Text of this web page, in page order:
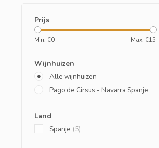
Prijs
Min: €0 Max: €15
Wijnhuizen
Alle wijnhuizen
Pago de Cirsus - Navarra Spanje
Land
Spanje (5)